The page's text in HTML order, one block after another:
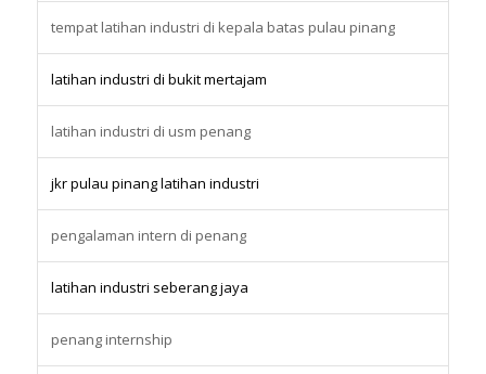
tempat latihan industri di kepala batas pulau pinang
latihan industri di bukit mertajam
latihan industri di usm penang
jkr pulau pinang latihan industri
pengalaman intern di penang
latihan industri seberang jaya
penang internship